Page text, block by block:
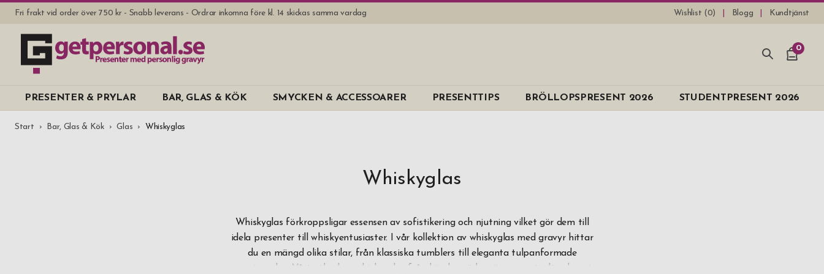
Fri frakt vid order över 750 kr - Snabb leverans - Ordrar inkomna före kl. 14 skickas samma vardag Wishlist (0) Blogg Kundtjänst
0
PRESENTER & PRYLAR BAR, GLAS & KÖK SMYCKEN & ACCESSOARER PRESENTTIPS BRÖLLOPSPRESENT 2026 STUDENTPRESENT 2026
Start Bar, Glas & Kök Glas Whiskyglas
Whiskyglas
Whiskyglas förkroppsligar essensen av sofistikering och njutning vilket gör dem till
idela presenter till whiskyentusiaster. I vår kollektion av whiskyglas med gravyr hittar
du en mängd olika stilar, från klassiska tumblers till eleganta tulpanformade
Riedel
Spiegelau